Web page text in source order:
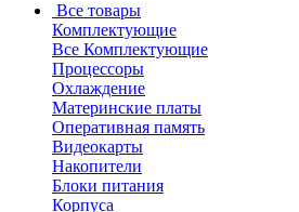
Все товары
Комплектующие
Все Комплектующие
Процессоры
Охлаждение
Материнские платы
Оперативная память
Видеокарты
Накопители
Блоки питания
Корпуса